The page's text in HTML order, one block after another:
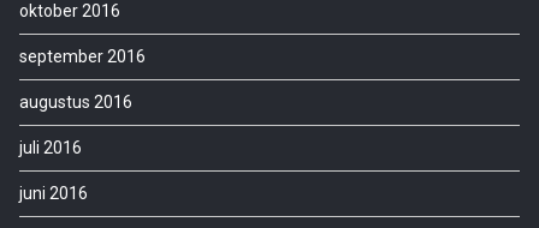
oktober 2016
september 2016
augustus 2016
juli 2016
juni 2016